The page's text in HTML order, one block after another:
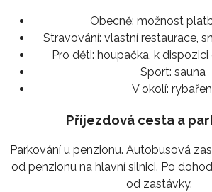
Obecně: možnost
Stravování: vlastní restaurace,
Pro děti: houpačka, k
Sport: sauna
V okolí:
Příjezdová cesta a
Parkování u penzionu. Autobusová
od penzionu na hlavní silnici. Po
od zastávky.